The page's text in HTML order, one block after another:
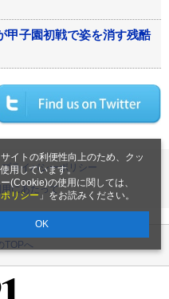
イトの利便性向上のため、クッ
用しています。
(Cookie)の使用に関しては、
リシー 」をお読みください。
OK
甲子園初戦で姿を消す残酷
プライバシーポリシー
にあたって
TOPへ